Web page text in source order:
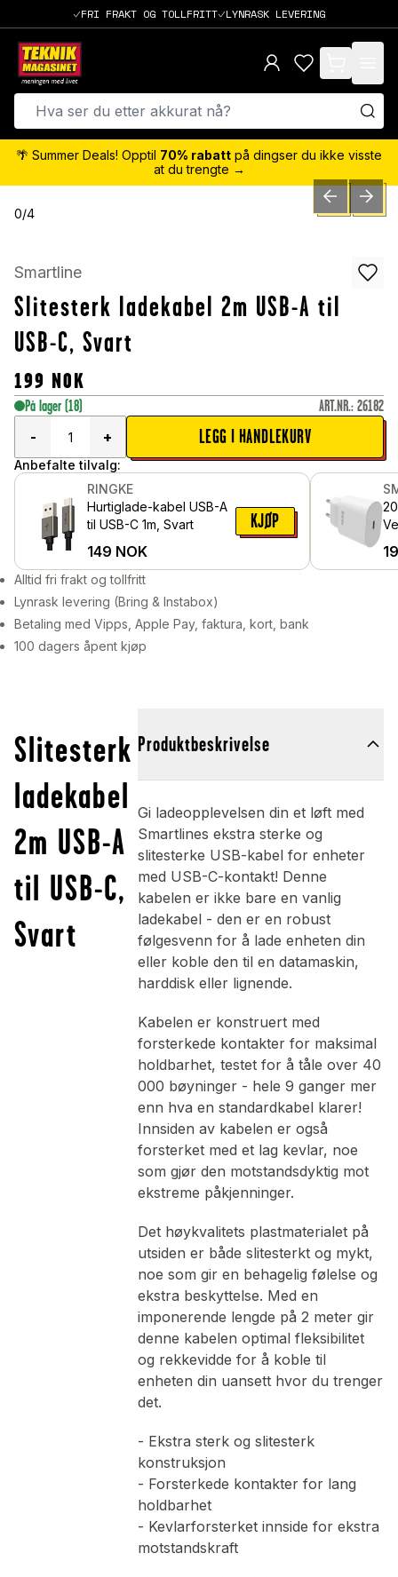
FRI FRAKT OG TOLLFRITT LYNRASK LEVERING
items in cart,
🌴 Summer Deals! Opptil 70% rabatt på dingser du ikke visste
at du trengte →
0/4 PREVIOUSNEXT
Smartline
Slitesterk ladekabel 2m USB-A til
USB-C, Svart
199 NOK
På lager (18) ART.NR.: 26182
-
+ LEGG I HANDLEKURV
Anbefalte tilvalg:
RINGKE
Hurtiglade-kabel USB-A
til USB-C 1m, Svart
149 NOK
KJØP
Alltid fri frakt og tollfritt
Lynrask levering (Bring & Instabox)
Betaling med Vipps, Apple Pay, faktura, kort, bank
100 dagers åpent kjøp
Slitesterk
ladekabel
2m USB-A
til USB-C,
Svart
Produktbeskrivelse
Gi ladeopplevelsen din et løft med
Smartlines ekstra sterke og
slitesterke USB-kabel for enheter
med USB-C-kontakt! Denne
kabelen er ikke bare en vanlig
ladekabel - den er en robust
følgesvenn for å lade enheten din
eller koble den til en datamaskin,
harddisk eller lignende.
Kabelen er konstruert med
forsterkede kontakter for maksimal
holdbarhet, testet for å tåle over 40
000 bøyninger - hele 9 ganger mer
enn hva en standardkabel klarer!
Innsiden av kabelen er også
forsterket med et lag kevlar, noe
som gjør den motstandsdyktig mot
ekstreme påkjenninger.
Det høykvalitets plastmaterialet på
utsiden er både slitesterkt og mykt,
noe som gir en behagelig følelse og
ekstra beskyttelse. Med en
imponerende lengde på 2 meter gir
denne kabelen optimal fleksibilitet
og rekkevidde for å koble til
enheten din uansett hvor du trenger
det.
- Ekstra sterk og slitesterk
konstruksjon
- Forsterkede kontakter for lang
holdbarhet
- Kevlarforsterket innside for ekstra
motstandskraft